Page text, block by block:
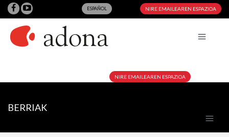
ESPAÑOL NIRE EMAILEAREN ESPAZIOA
NIRE EMAILEAREN ESPAZIOA
BERRIAK